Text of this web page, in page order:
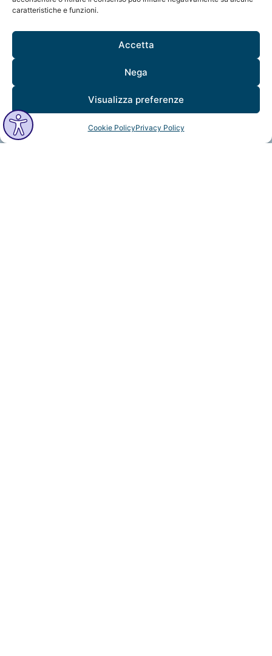
caratteristiche e funzioni.
Accetta
Nega
Visualizza preferenze
Cookie PolicyPrivacy Policy
C.F. / P. IVA: 12706961005